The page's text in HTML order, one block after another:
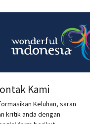
Kami
Keluhan, saran
kritik anda dengan